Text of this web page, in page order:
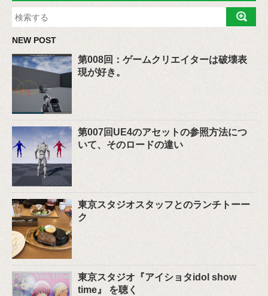
NEW POST
第008回：ゲームクリエイターは破壊表
現が好き。
第007回UE4のアセットの参照方法につ
いて、そのロードの違い
東京スタジオスタッフとのランチトーー
ク
東京スタジオ『アイショタidol show
time』 を聴く